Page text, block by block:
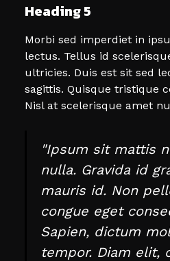
Heading 5
Morbi sed imperdiet in
lectus. Tellus id
ultricies. Duis est sit sed
sagittis. Quisque tristique
Nisl at scelerisque amet
"Ipsum sit mattis
nulla. Gravida id
mauris id. Non
congue eget
Sapien, dictum
tempor. Diam elit,